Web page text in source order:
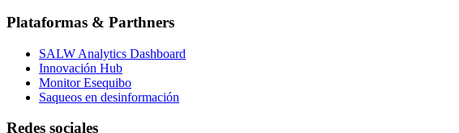
Plataformas & Parthners
SALW Analytics Dashboard
Innovación Hub
Monitor Esequibo
Saqueos en desinformación
Redes sociales